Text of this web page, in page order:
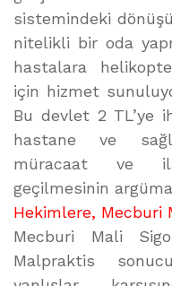
sistemindeki
nitelikli bir oda
hastalara
için hizmet
Bu devlet 2 TL’ye
hastane ve
müracaat ve
geçilmesinin
Hekimlere, Mecburi
Mecburi Mali
Malpraktis